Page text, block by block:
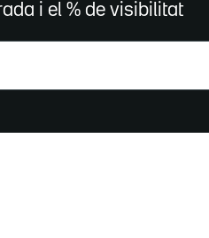
i el % de visibilitat